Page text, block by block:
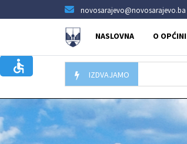
novosarajevo@novosarajevo.ba
NASLOVNA O OPĆINI
IZDVAJAMO